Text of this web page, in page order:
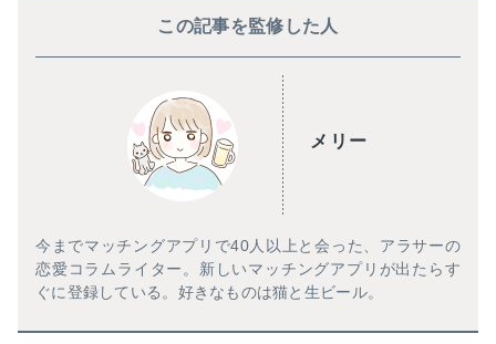
この記事を監修した人
メリー
今までマッチングアプリで40人以上と会った、アラサーの
恋愛コラムライター。新しいマッチングアプリが出たらす
ぐに登録している。好きなものは猫と生ビール。